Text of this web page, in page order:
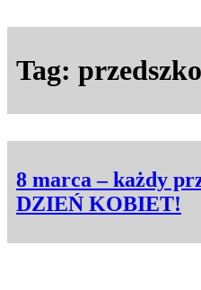
Tag:
8 marca – każdy
DZIEŃ KOBIET!